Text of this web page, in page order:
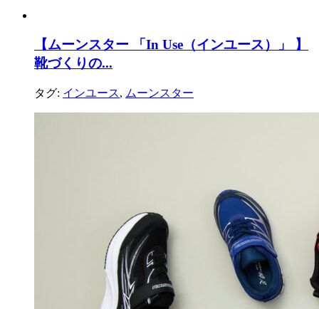
【ムーンスター 「In Use（インユース）」 】
靴づくりの...
タグ: インユース, ムーンスター